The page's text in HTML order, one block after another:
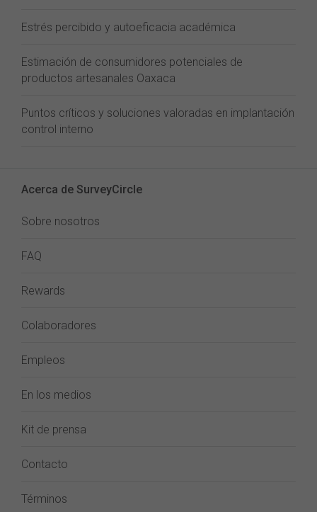
Estrés percibido y autoeficacia académica
Estimación de consumidores potenciales de
productos artesanales Oaxaca
Puntos críticos y soluciones valoradas en implantación
control interno
Acerca de SurveyCircle
Sobre nosotros
FAQ
Rewards
Colaboradores
Empleos
En los medios
Kit de prensa
Contacto
Términos